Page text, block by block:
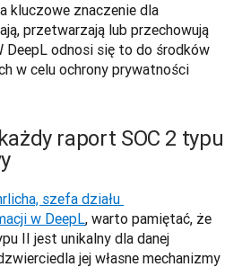
kluczowe znaczenie dla
przetwarzają lub przechowują
DeepL odnosi się to do środków
w celu ochrony prywatności
raport SOC 2 typu
szefa działu
w DeepL, warto pamiętać, że
II jest unikalny dla danej
jej własne mechanizmy